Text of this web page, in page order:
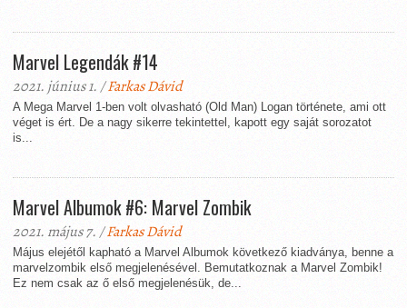
Marvel Legendák #14
2021. június 1. /Farkas Dávid
A Mega Marvel 1-ben volt olvasható (Old Man) Logan története, ami ott
véget is ért. De a nagy sikerre tekintettel, kapott egy saját sorozatot
is...
Marvel Albumok #6: Marvel Zombik
2021. május 7. /Farkas Dávid
Május elejétől kapható a Marvel Albumok következő kiadványa, benne a
marvelzombik első megjelenésével. Bemutatkoznak a Marvel Zombik!
Ez nem csak az ő első megjelenésük, de...